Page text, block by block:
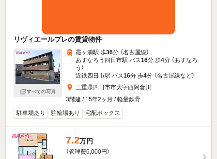
リヴィエールプレの賃貸物件
すべての写真
霞ヶ浦駅 歩36分 （名古屋線）
あすなろう四日市駅 バス16分 歩4分 （あすなろ
う）
近鉄四日市駅 バス16分 歩4分 （名古屋線など）
三重県四日市市大字西阿倉川
3階建 / 15年2ヶ月 / 軽量鉄骨
駐車場あり
駐輪場あり 宅配ボックス
7.2万円
（管理費6,000円）